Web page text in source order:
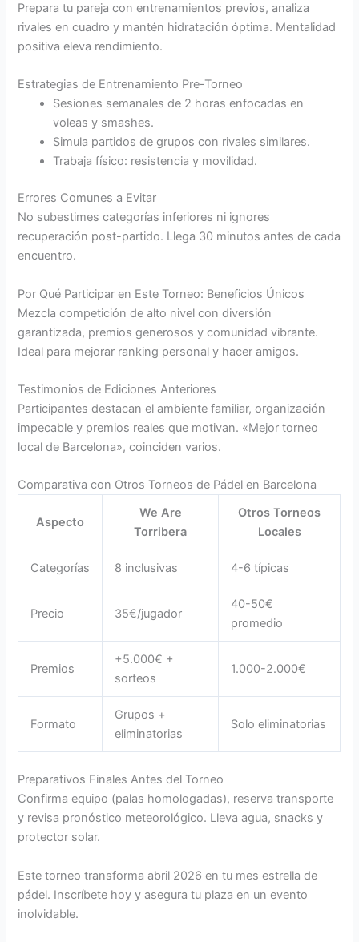
Prepara tu pareja con entrenamientos previos, analiza
rivales en cuadro y mantén hidratación óptima. Mentalidad
positiva eleva rendimiento.
Estrategias de Entrenamiento Pre-Torneo
Sesiones semanales de 2 horas enfocadas en
voleas y smashes.
Simula partidos de grupos con rivales similares.
Trabaja físico: resistencia y movilidad.
Errores Comunes a Evitar
No subestimes categorías inferiores ni ignores
recuperación post-partido. Llega 30 minutos antes de cada
encuentro.
Por Qué Participar en Este Torneo: Beneficios Únicos
Mezcla competición de alto nivel con diversión
garantizada, premios generosos y comunidad vibrante.
Ideal para mejorar ranking personal y hacer amigos.
Testimonios de Ediciones Anteriores
Participantes destacan el ambiente familiar, organización
impecable y premios reales que motivan. «Mejor torneo
local de Barcelona», coinciden varios.
Comparativa con Otros Torneos de Pádel en Barcelona
Aspecto
We Are
Torribera
Otros Torneos
Locales
Categorías 8 inclusivas 4-6 típicas
Precio 35€/jugador
40-50€
promedio
Premios
+5.000€ +
sorteos
1.000-2.000€
Formato
Grupos +
eliminatorias
Solo eliminatorias
Preparativos Finales Antes del Torneo
Confirma equipo (palas homologadas), reserva transporte
y revisa pronóstico meteorológico. Lleva agua, snacks y
protector solar.
Este torneo transforma abril 2026 en tu mes estrella de
pádel. Inscríbete hoy y asegura tu plaza en un evento
inolvidable.